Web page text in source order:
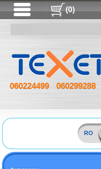
(0)
060224499 060299288
RO